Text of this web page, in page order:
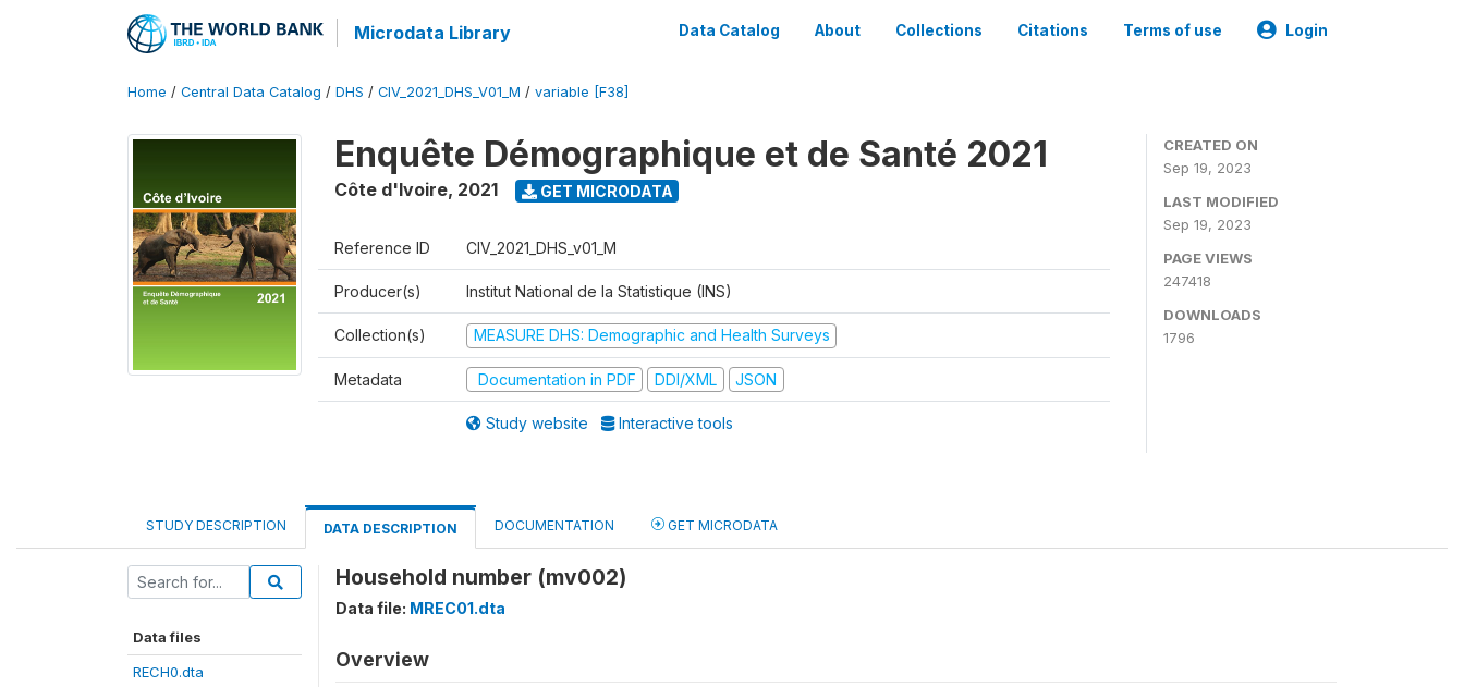
Microdata Library Data Catalog About Collections Citations Terms of use Login
Home / Central Data Catalog / DHS / CIV_2021_DHS_V01_M / variable [F38]
Enquête Démographique et de Santé 2021
Côte d'Ivoire, 2021 GET MICRODATA
Reference ID CIV_2021_DHS_v01_M
Producer(s) Institut National de la Statistique (INS)
Collection(s) MEASURE DHS: Demographic and Health Surveys
Metadata Documentation in PDF DDI/XML JSON
Study website Interactive tools
CREATED ON
Sep 19, 2023
LAST MODIFIED
Sep 19, 2023
PAGE VIEWS
247418
DOWNLOADS
1796
STUDY DESCRIPTION DATA DESCRIPTION DOCUMENTATION GET MICRODATA
Data files
RECH0.dta
Household number (mv002)
Data file: MREC01.dta
Overview